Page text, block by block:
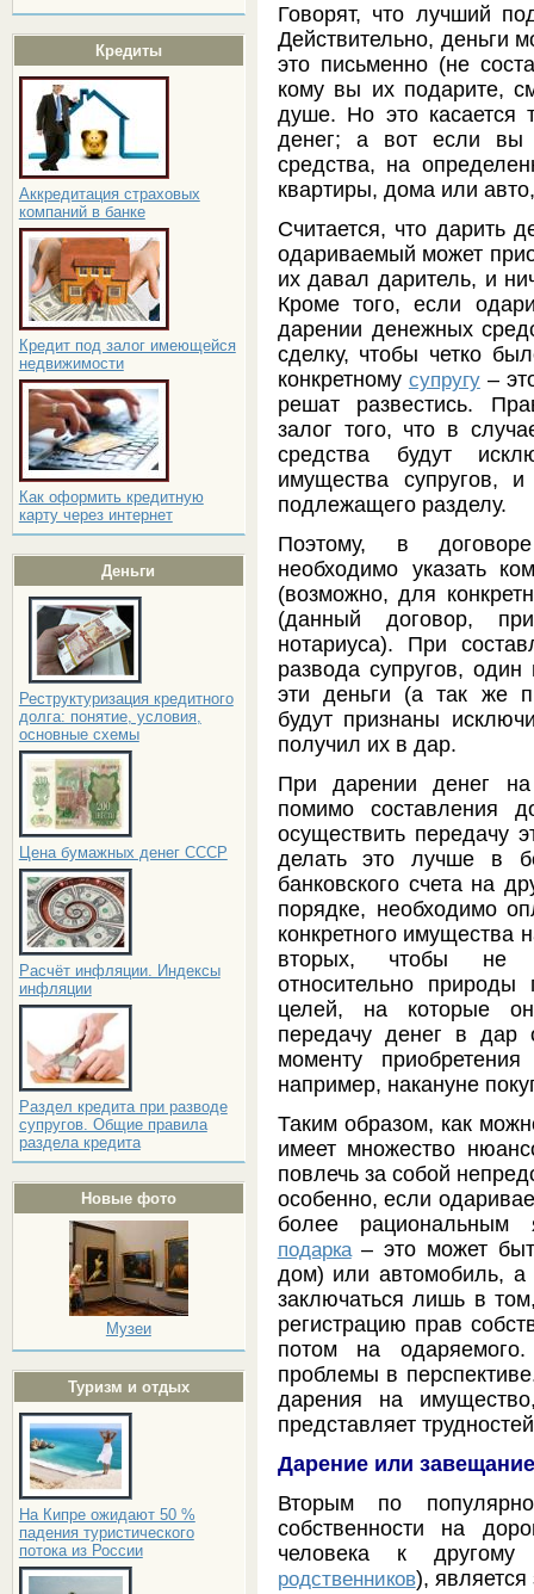
Кредиты
Аккредитация страховых
компаний в банке
Кредит под залог имеющейся
недвижимости
Как оформить кредитную
карту через интернет
Деньги
Реструктуризация кредитного
долга: понятие, условия,
основные схемы
Цена бумажных денег СССР
Расчёт инфляции. Индексы
инфляции
Раздел кредита при разводе
супругов. Общие правила
раздела кредита
Новые фото
Музеи
Туризм и отдых
На Кипре ожидают 50 %
падения туристического
потока из России
Говорят, что лучший
Действительно, деньги
это письменно (не
кому вы их подарите,
душе. Но это касается
денег; а вот если вы
средства, на
квартиры, дома или
Считается, что дарить
одариваемый может
их давал даритель, и
Кроме того, если
дарении денежных
сделку, чтобы четко
конкретному супругу–
решат развестись.
залог того, что в
средства будут
имущества супругов,
подлежащего разделу.
Поэтому, в
необходимо указать
(возможно, для
(данный договор,
нотариуса). При
развода супругов,
эти деньги (а так же
будут признаны
получил их в дар.
При дарении денег на
помимо составления
осуществить передачу
делать это лучше в
банковского счета на
порядке, необходимо
конкретного имущества
вторых, чтобы не
относительно
целей, на которые
передачу денег в дар
моменту
например, накануне
Таким образом, как
имеет множество
повлечь за собой
особенно, если
более рациональным
подарка– это может
дом) или автомобиль, а
заключаться лишь в
регистрацию прав
потом на
проблемы в
дарения на
представляет
Дарение или завещание
Вторым по
собственности на
человека к другому
родственников),